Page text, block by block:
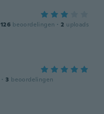
126 beoordelingen · 2 uploads
· 3 beoordelingen